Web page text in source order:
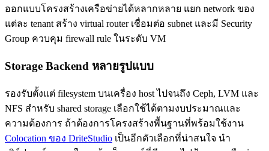
ออกแบบโครงสร้างเครือข่ายได้หลากหลาย แยก network ของ
แต่ละ tenant สร้าง virtual router เชื่อมต่อ subnet และมี Security
Group ควบคุม firewall rule ในระดับ VM
Storage Backend หลายรูปแบบ
รองรับตั้งแต่ filesystem บนเครื่อง host ไปจนถึง Ceph, LVM และ
NFS สำหรับ shared storage เลือกใช้ได้ตามงบประมาณและ
ความต้องการ ถ้าต้องการโครงสร้างพื้นฐานที่พร้อมใช้งาน
Colocation ของ DriteStudio เป็นอีกตัวเลือกที่น่าสนใจ นำ